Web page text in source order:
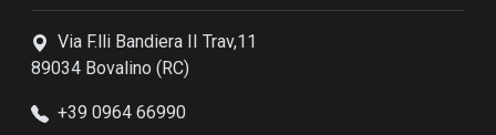
Via F.lli Bandiera II Trav,11
89034 Bovalino (RC)
+39 0964 66990